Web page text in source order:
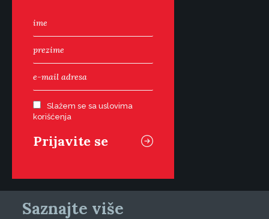
Slažem se sa uslovima
korišćenja
Saznajte više